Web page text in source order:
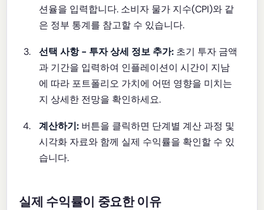
션율을 입력합니다. 소비자 물가 지수(CPI)와 같
은 정부 통계를 참고할 수 있습니다.
선택 사항 - 투자 상세 정보 추가: 초기 투자 금액
과 기간을 입력하여 인플레이션이 시간이 지남
에 따라 포트폴리오 가치에 어떤 영향을 미치는
지 상세한 전망을 확인하세요.
계산하기: 버튼을 클릭하면 단계별 계산 과정 및
시각화 자료와 함께 실제 수익률을 확인할 수 있
습니다.
실제 수익률이 중요한 이유